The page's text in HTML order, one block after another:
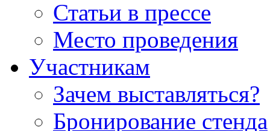
Статьи в прессе
Место проведения
Участникам
Зачем выставляться?
Бронирование стенда